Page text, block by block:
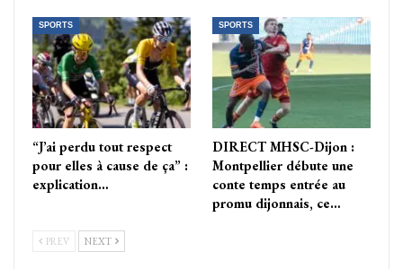
SPORTS
“J’ai perdu tout respect
pour elles à cause de ça” :
explication…
SPORTS
DIRECT MHSC-Dijon :
Montpellier débute une
conte temps entrée au
promu dijonnais, ce…
PREV NEXT